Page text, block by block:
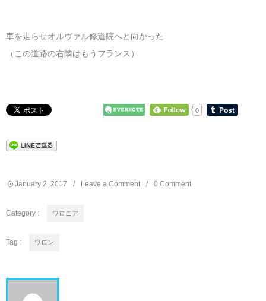
車を走らせオルヴァル修道院へと向かった
（この道路の右隣はもうフランス）
0
January 2 2017 Leave a Comment 0 Comment
Category : ワロニア
Tag : ワロン